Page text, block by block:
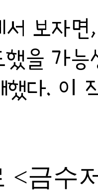
서 보자
했을 가
했다. 이
<금수